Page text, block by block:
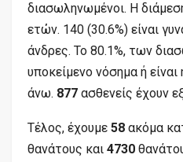
διασωληνωμένοι. Η
ετών. 140 (30.6%) είναι
άνδρες. To 80.1%, των
υποκείμενο νόσημα ή
άνω. 877 ασθενείς έχουν
Τέλος, έχουμε 58 ακόμα
θανάτους και 4730